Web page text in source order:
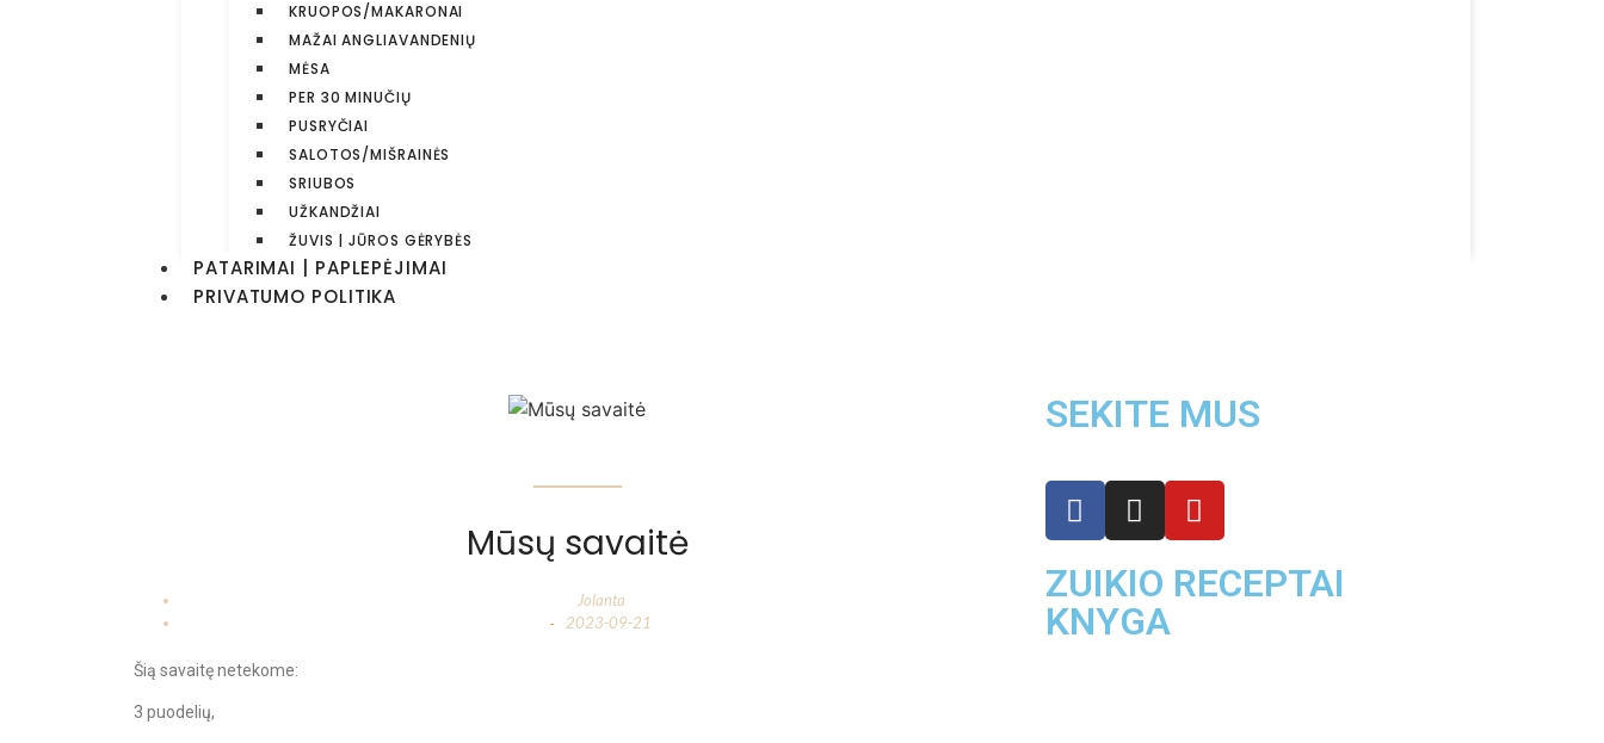
KRUOPOS/MAKARONAI
MAŽAI ANGLIAVANDENIŲ
MĖSA
PER 30 MINUČIŲ
PUSRYČIAI
SALOTOS/MIŠRAINĖS
SRIUBOS
UŽKANDŽIAI
ŽUVIS | JŪROS GĖRYBĖS
PATARIMAI | PAPLEPĖJIMAI
PRIVATUMO POLITIKA
Mūsų savaitė
Jolanta
- 2023-09-21
Šią savaitę netekome:
3 puodelių,
SEKITE MUS
ZUIKIO RECEPTAI
KNYGA